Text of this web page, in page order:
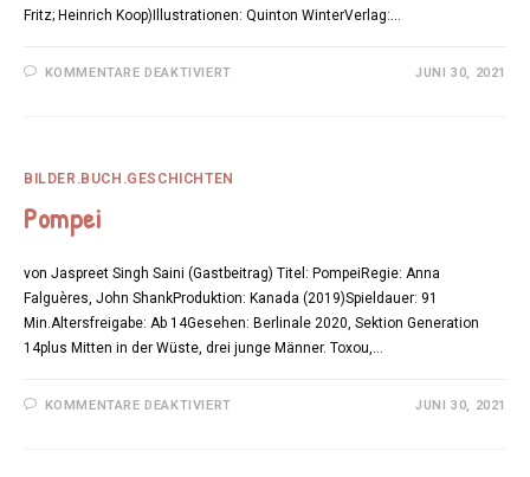
Fritz; Heinrich Koop)Illustrationen: Quinton WinterVerlag:…
KOMMENTARE DEAKTIVIERTFÜR
JUNI 30, 2021
BILDER.BUCH.GESCHICHTEN
Pompei
von Jaspreet Singh Saini (Gastbeitrag) Titel: PompeiRegie: Anna
Falguères, John ShankProduktion: Kanada (2019)Spieldauer: 91
Min.Altersfreigabe: Ab 14Gesehen: Berlinale 2020, Sektion Generation
14plus Mitten in der Wüste, drei junge Männer. Toxou,…
KOMMENTARE DEAKTIVIERTFÜR
JUNI 30, 2021